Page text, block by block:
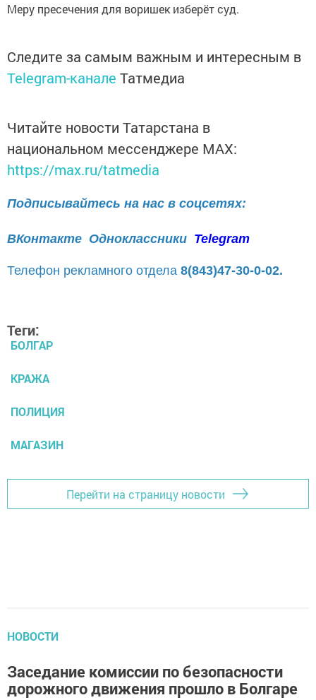
Меру пресечения для воришек изберёт суд.
Следите за самым важным и интересным в
Telegram-канале Татмедиа
Читайте новости Татарстана в
национальном мессенджере MАХ:
https://max.ru/tatmedia
Подписывайтесь на нас в соцсетях:
ВКонтакте Одноклассники Telegram
Телефон рекламного отдела 8(843)47-30-0-02.
Теги:
БОЛГАР
КРАЖА
ПОЛИЦИЯ
МАГАЗИН
Перейти на страницу новости
НОВОСТИ
Заседание комиссии по безопасности
дорожного движения прошло в Болгаре